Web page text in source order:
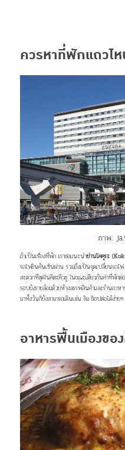
ควรหาที่พักแถวไ
ภาพ:
ถ้าเป็นเรื่องที่พัก เราขอแนะนำย่านโคคุระ
รถไฟชินคันเซ็นผ่าน รวมถึงเป็นจุดเปลี่ยนรถ
สะดวกที่สุดในคิตะคิวชู ในขณะเดียวกันค่าที่พั
รอบยังรายล้อมด้วยห้างสรรพสินค้าและร้านอาห
มาทั้งวันก็ยังสามารถเดินเล่น ชิม ช็อปต่อได้ง่ายๆ
อาหารพื้นเมืองขอ